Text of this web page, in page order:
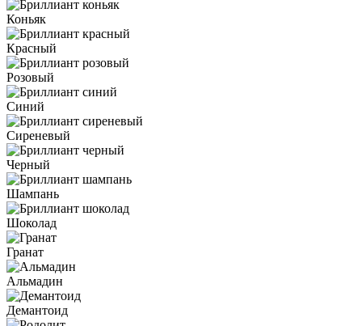
Коньяк
Красный
Розовый
Синий
Сиреневый
Черный
Шампань
Шоколад
Гранат
Альмадин
Демантоид